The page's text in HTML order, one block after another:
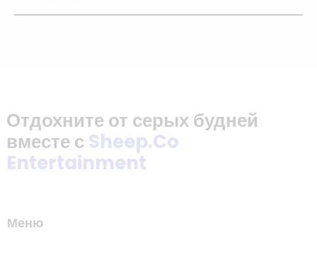
Отдохните от серых будней
вместе сSheep.Co
Entertainment
Меню